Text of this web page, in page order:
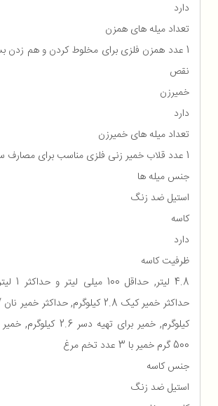
دارد
تعداد میله های همزن
1 عدد همزن فلزی برای مخلوط کردن و هم زدن
نقص
خمیرزن
دارد
تعداد میله های خمیرزن
1 عدد قلاب خمیر زنی فلزی مناسب برای مصارف سنگین
جنس میله ها
استیل ضد زنگ
کاسه
دارد
ظرفیت کاسه
4.8 لیتر,
کیلوگرم, خمیر برای تهیه
500 گرم خمیر با 3 عدد تخم مرغ
جنس کاسه
استیل ضد زنگ